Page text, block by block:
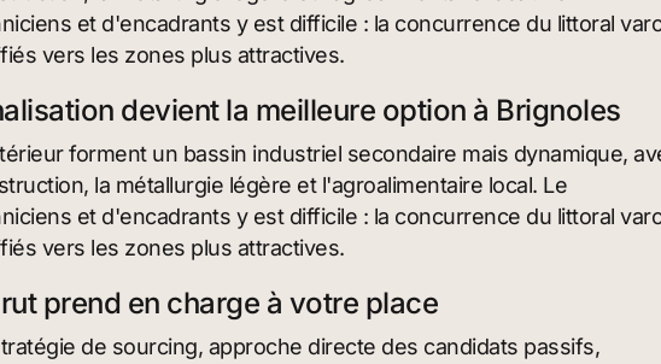
et d'encadrants y est difficile : la concurrence du littoral
vers les zones plus attractives.
devient la meilleure option à Brignoles
forment un bassin industriel secondaire mais dynamique,
la métallurgie légère et l'agroalimentaire local. Le
et d'encadrants y est difficile : la concurrence du littoral
vers les zones plus attractives.
prend en charge à votre place
de sourcing, approche directe des candidats passifs,